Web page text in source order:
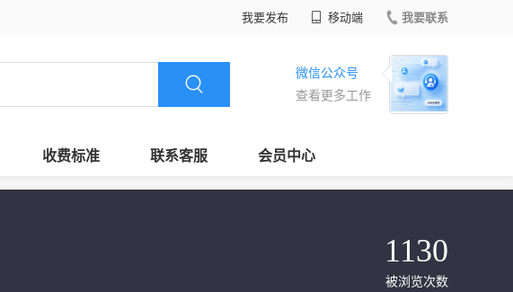
我要发布 移动端 我要联系
微信公众号
查看更多工作
收费标准 联系客服 会员中心
1130
被浏览次数